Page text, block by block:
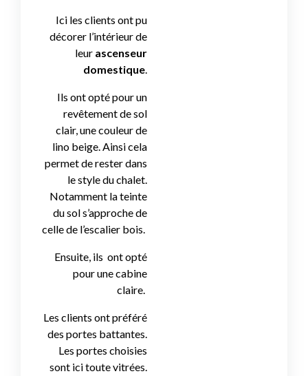
Ici les clients ont pu
décorer l’intérieur de
leur ascenseur
domestique.
Ils ont opté pour un
revêtement de sol
clair, une couleur de
lino beige. Ainsi cela
permet de rester dans
le style du chalet.
Notamment la teinte
du sol s’approche de
celle de l’escalier bois.
Ensuite, ils ont opté
pour une cabine
claire.
Les clients ont préféré
des portes battantes.
Les portes choisies
sont ici toute vitrées.